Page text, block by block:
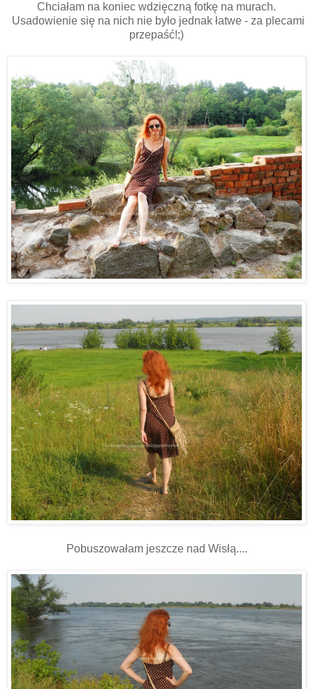
Chciałam na koniec wdzięczną fotkę na murach.
Usadowienie się na nich nie było jednak łatwe - za plecami
przepaść!;)
Pobuszowałam jeszcze nad Wisłą....